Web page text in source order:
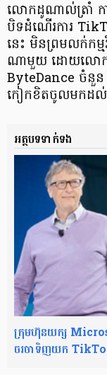
លោកដូណាល់ត្រាំ ក
បិទ​ដំណើរការ​
នេះ មិនព្រមលក់កម្
ណាមួយ ដោយលោក​ប
ByteDance ចំនួន
កៀក​ខិត​ចូលមកដ
អត្ថបទទាក់ទង
ក្រុមហ៊ុនយក្ស
ចរចាទិញយក